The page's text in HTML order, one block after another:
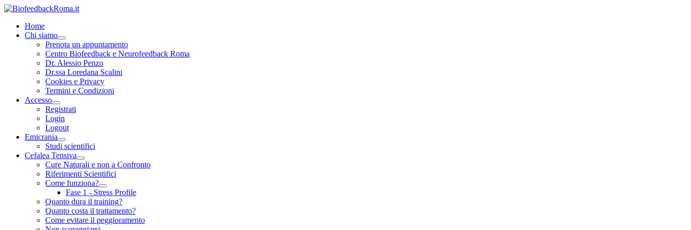
Home
Chi siamo
Prenota un appuntamento
Centro Biofeedback e Neurofeedback Roma
Dr. Alessio Penzo
Dr.ssa Loredana Scalini
Cookies e Privacy
Termini e Condizioni
Accesso
Registrati
Login
Logout
Emicrania
Studi scientifici
Cefalea Tensiva
Cure Naturali e non a Confronto
Riferimenti Scientifici
Come funziona?
Fase 1 - Stress Profile
Quanto dura il training?
Quanto costa il trattamento?
Come evitare il peggioramento